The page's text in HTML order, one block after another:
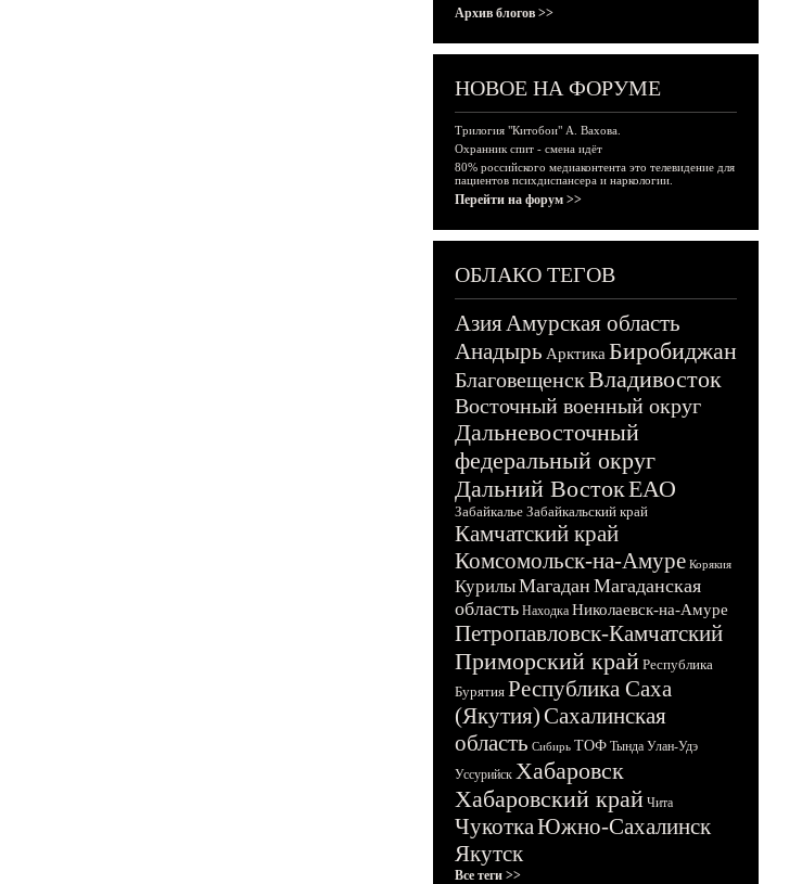
Архив блогов >>
НОВОЕ НА ФОРУМЕ
Трилогия "Китобои" А. Вахова.
Охранник спит - смена идёт
80% российского медиаконтента это телевидение для
пациентов психдиспансера и наркологии.
Перейти на форум >>
ОБЛАКО ТЕГОВ
АзияАмурская область
Анадырь Арктика Биробиджан
БлаговещенскВладивосток
Восточный военный округ
Дальневосточный
федеральный округ
Дальний ВостокЕАО
Забайкалье Забайкальский край
Камчатский край
Комсомольск-на-Амуре Корякия
КурилыМагадан Магаданская
область Находка Николаевск-на-Амуре
Петропавловск-Камчатский
Приморский край Республика
Бурятия Республика Саха
(Якутия)Сахалинская
область Сибирь ТОФ Тында Улан-Удэ
Уссурийск Хабаровск
Хабаровский край Чита
ЧукоткаЮжно-Сахалинск
Якутск
Все теги >>